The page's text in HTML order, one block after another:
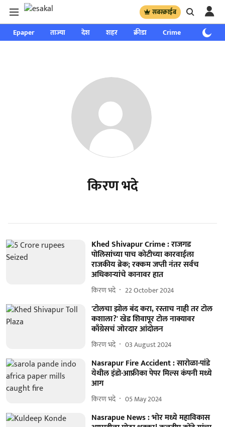
सबस्क्राईब
Epaper ताज्या देश शहर क्रीडा Crime साप्ताहिक
किरण भदे
Khed Shivapur Crime : राजगड
पोलिसांच्या पाच कोटीच्या कारवाईला
राजकीय ब्रेक; रक्कम जप्ती नंतर सर्वच
अधिकाऱ्यांचे कानावर हात
किरण भदे 22 October 2024
'टोलचा झोल बंद करा, रस्ताच नाही तर टोल
कशाला?' खेड शिवापूर टोल नाक्यावर
काँग्रेसचं जोरदार आंदोलन
किरण भदे 03 August 2024
Nasrapur Fire Accident : सारोळा-पांडे
येथील इंडो-आफ्रीका पेपर मिल्स कंपनी मध्ये
आग
किरण भदे 05 May 2024
Nasrapue News : भोर मध्ये महाविकास